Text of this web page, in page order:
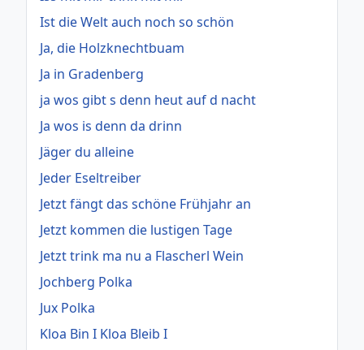
Ist die Welt auch noch so schön
Ja, die Holzknechtbuam
Ja in Gradenberg
ja wos gibt s denn heut auf d nacht
Ja wos is denn da drinn
Jäger du alleine
Jeder Eseltreiber
Jetzt fängt das schöne Frühjahr an
Jetzt kommen die lustigen Tage
Jetzt trink ma nu a Flascherl Wein
Jochberg Polka
Jux Polka
Kloa Bin I Kloa Bleib I